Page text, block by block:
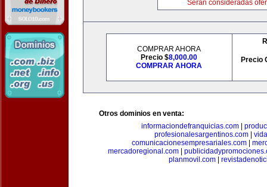
Serán consideradas
COMPRAR AHORA
Precio $8,000.00
COMPRAR AHORA
Precio
Otros dominios en venta:
informaciondefranquicias.com
profesionalesargentinos.com|
comunicacionesempresariales.com
mercadoregional.com
planmovil.com